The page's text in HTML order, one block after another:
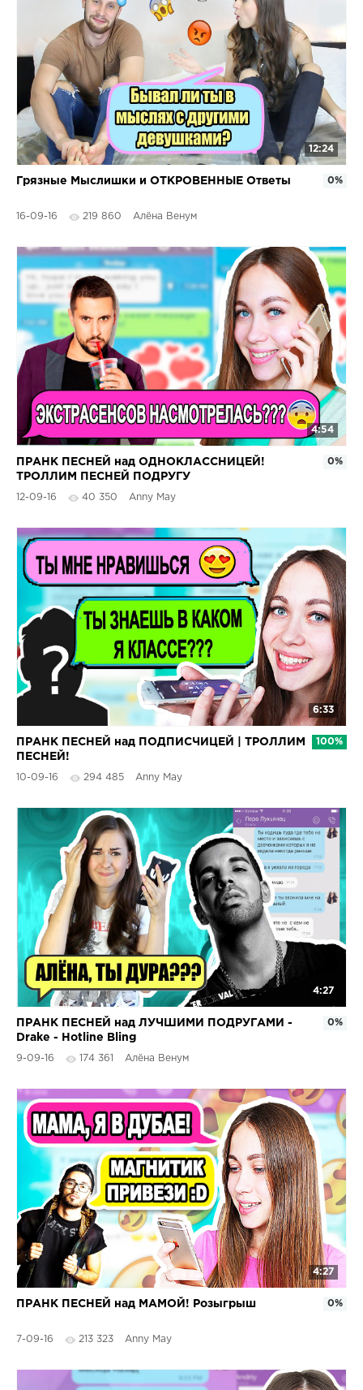
12:24
Грязные Мыслишки и ОТКРОВЕННЫЕ Ответы
16-09-16 219 860 Алёна Венум
0%
4:54
ПРАНК ПЕСНЕЙ над ОДНОКЛАССНИЦЕЙ!
ТРОЛЛИМ ПЕСНЕЙ ПОДРУГУ
12-09-16 40 350 Anny May
0%
6:33
ПРАНК ПЕСНЕЙ над ПОДПИСЧИЦЕЙ | ТРОЛЛИМ
ПЕСНЕЙ!
10-09-16 294 485 Anny May
100%
4:27
ПРАНК ПЕСНЕЙ над ЛУЧШИМИ ПОДРУГАМИ -
Drake - Hotline Bling
9-09-16 174 361 Алёна Венум
0%
4:27
ПРАНК ПЕСНЕЙ над МАМОЙ! Розыгрыш
7-09-16 213 323 Anny May
0%